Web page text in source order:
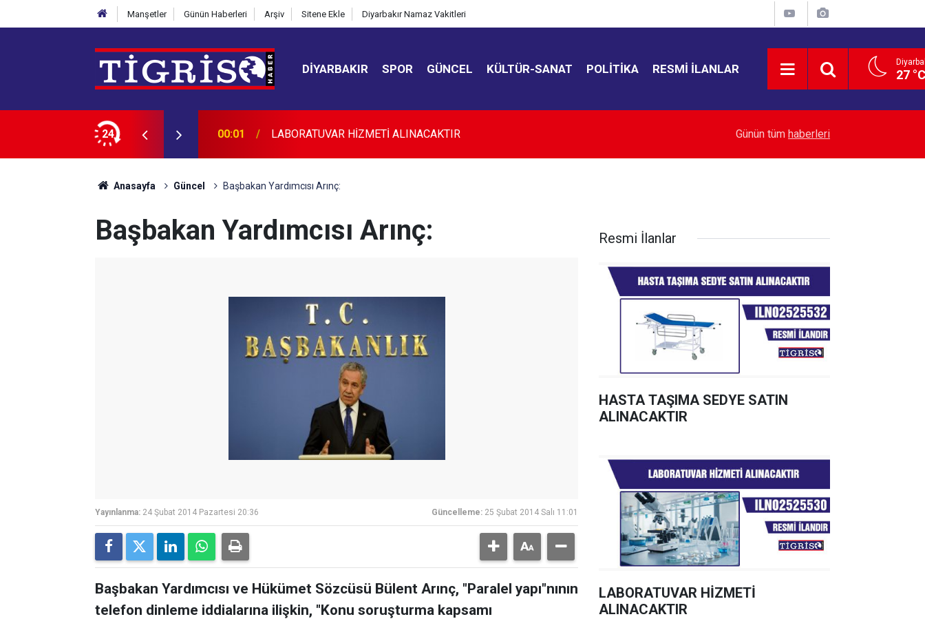
Manşetler Günün Haberleri Arşiv Sitene Ekle Diyarbakır Namaz Vakitleri
DIYARBAKIR SPOR GÜNCEL KÜLTÜR-SANAT POLITIKA RESMI İLANLAR 27
24 23:45 Diyarbakır’da düğün salonunda kavga: 5 yaralı Yemen’de ölü sayısı 38’e yükseldi
Günün tüm haberleri
Anasayfa Güncel Başbakan Yardımcısı Arınç:
Başbakan Yardımcısı Arınç:
Yayınlanma: 24 Şubat 2014 Pazartesi 20:36 Güncelleme: 25 Şubat 2014 Salı 11:01
Başbakan Yardımcısı ve Hükümet Sözcüsü Bülent Arınç, "Paralel yapı"nının
telefon dinleme iddialarına ilişkin, "Konu soruşturma kapsamı
Resmi İlanlar
HASTA TAŞIMA SEDYE SATIN
ALINACAKTIR
LABORATUVAR HİZMETİ
ALINACAKTIR